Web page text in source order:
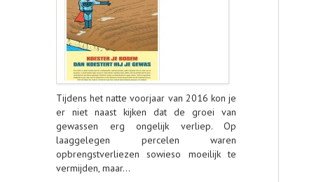
Tijdens het natte voorjaar van 2016 kon je
er niet naast kijken dat de groei van
gewassen erg ongelijk verliep. Op
laaggelegen percelen waren
opbrengstverliezen sowieso moeilijk te
vermijden, maar…